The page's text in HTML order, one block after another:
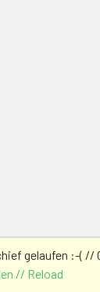
gelaufen :-( //
// Reload